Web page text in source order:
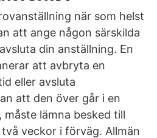
när som helst
att ange någon särskilda
din anställning. En
att avbryta en
eller avsluta
att den över går i en
lämna besked till
veckor i förväg. Allmän